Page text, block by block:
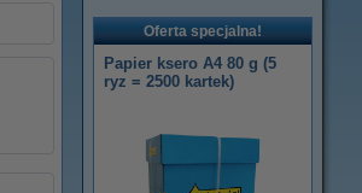
Oferta specjalna!
Papier ksero A4 80 g (5
ryz = 2500 kartek)